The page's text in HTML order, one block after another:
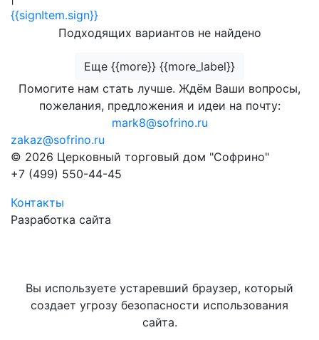
{{signItem.sign}}
Подходящих вариантов не найдено
Еще {{more}} {{more_label}}
Помогите нам стать лучше. Ждём Ваши вопросы,
пожелания, предложения и идеи на почту:
mark8@sofrino.ru
zakaz@sofrino.ru
© 2026 Церковный торговый дом "Софрино"
+7 (499) 550-44-45
Контакты
Разработка сайта
Вы используете устаревший браузер, который
создает угрозу безопасности использования
сайта.